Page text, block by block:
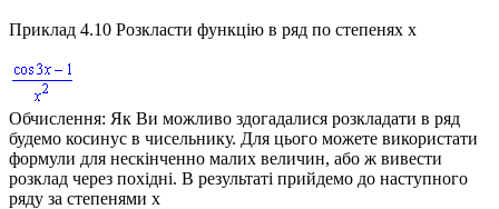
Приклад 4.10 Розкласти функцію в ряд по степенях x
Обчислення: Як Ви можливо здогадалися розкладати в ряд
будемо косинус в чисельнику. Для цього можете використати
формули для нескінченно малих величин, або ж вивести
розклад через похідні. В результаті прийдемо до наступного
ряду за степенями x